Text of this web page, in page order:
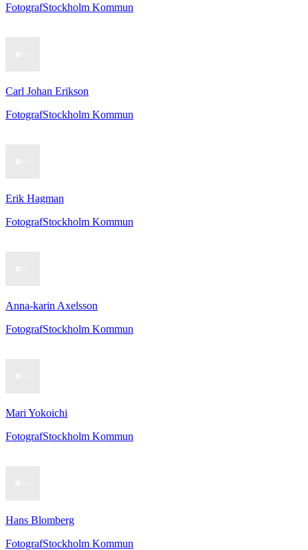
FotografStockholm Kommun
Carl Johan Erikson
FotografStockholm Kommun
Erik Hagman
FotografStockholm Kommun
Anna-karin Axelsson
FotografStockholm Kommun
Mari Yokoichi
FotografStockholm Kommun
Hans Blomberg
FotografStockholm Kommun